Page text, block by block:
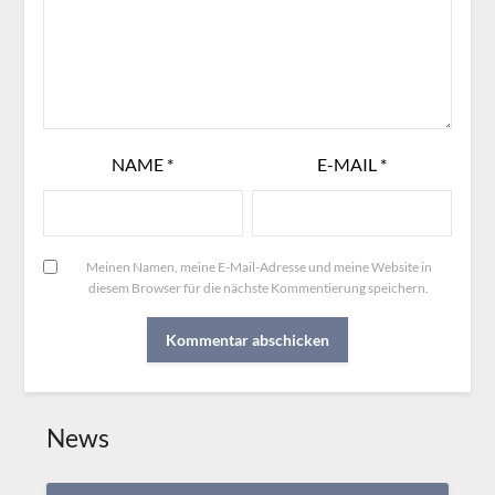
NAME * E-MAIL *
Meinen Namen, meine E-Mail-Adresse und meine Website in
diesem Browser für die nächste Kommentierung speichern.
News